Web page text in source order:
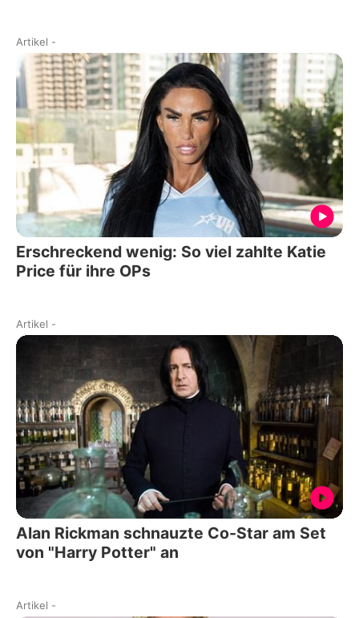
Artikel -
Erschreckend wenig: So viel zahlte Katie
Price für ihre OPs
Artikel -
Alan Rickman schnauzte Co-Star am Set
von "Harry Potter" an
Artikel -